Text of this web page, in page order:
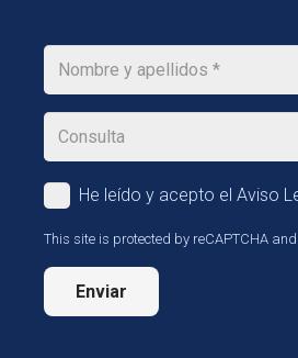
He leído y acepto el Aviso
This site is protected by reCAPTCHA and
Enviar